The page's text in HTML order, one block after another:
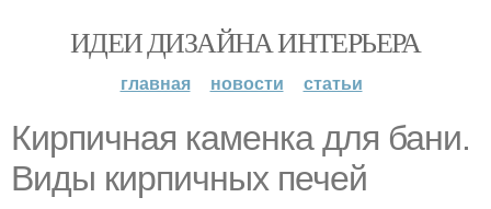
ИДЕИ ДИЗАЙНА ИНТЕРЬЕРА
главная новости статьи
Кирпичная каменка для бани.
Виды кирпичных печей